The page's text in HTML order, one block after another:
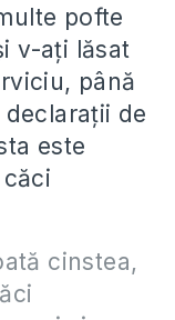
pofte
v-ați lăsat
până
de
este
cinstea,